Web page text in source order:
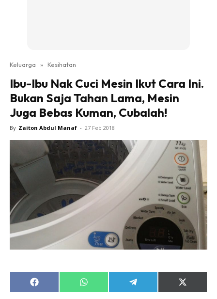
Keluarga » Kesihatan
Ibu-Ibu Nak Cuci Mesin Ikut Cara Ini.
Bukan Saja Tahan Lama, Mesin
Juga Bebas Kuman, Cubalah!
By Zaiton Abdul Manaf - 27 Feb 2018
Share
on
Share
on
Share
on
Share
on